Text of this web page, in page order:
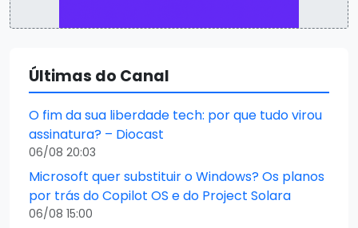
Últimas do Canal
O fim da sua liberdade tech: por que tudo virou
assinatura? – Diocast
06/08 20:03
Microsoft quer substituir o Windows? Os planos
por trás do Copilot OS e do Project Solara
06/08 15:00